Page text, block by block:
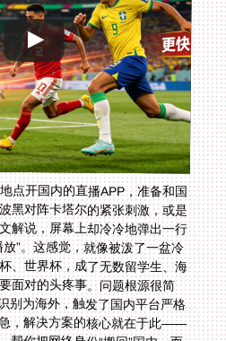
点开国内的直播APP，准备和国
黑对阵卡塔尔的紧张刺激，或是
解说，屏幕上却冷冷地弹出一行
”。这感觉，就像被泼了一盆冷
、世界杯，成了无数留学生、海
面对的头疼事。问题根源很简
别为海外，触发了国内平台严格
，解决方案的核心就在于此——
帮你把网络身份“搬回”国内，而
拆解的内容。本文将手把手带你
让你无论身在纽约、悉尼还是伦